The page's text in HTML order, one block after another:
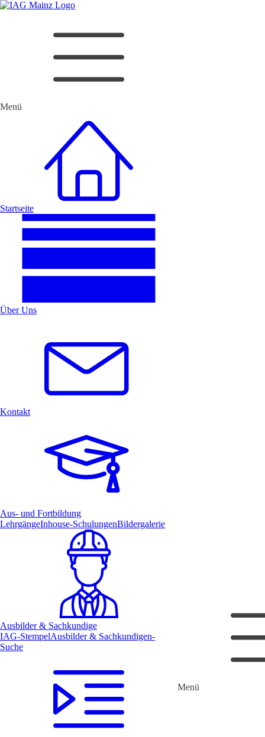
Menü
Startseite
Über Uns
Kontakt
Aus- und Fortbildung
LehrgängeInhouse-SchulungenBildergalerie
Ausbilder & Sachkundige
IAG-StempelAusbilder & Sachkundigen-
Suche
Menü